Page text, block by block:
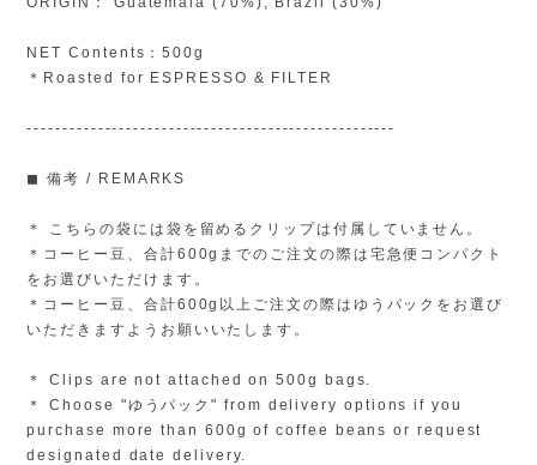
NET Contents：500g
＊Roasted for ESPRESSO & FILTER
----------------------------------------------------
◼︎ 備考 / REMARKS
＊ こちらの袋には袋を留めるクリップは付属していません。
＊コーヒー豆、合計600gまでのご注文の際は宅急便コンパクト
をお選びいただけます。
＊コーヒー豆、合計600g以上ご注文の際はゆうパックをお選び
いただきますようお願いいたします。
＊ Clips are not attached on 500g bags.
＊ Choose "ゆうパック" from delivery options if you
purchase more than 600g of coffee beans or request
designated date delivery.